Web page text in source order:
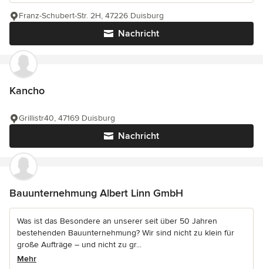
Nachricht
Franz-Schubert-Str. 2H, 47226 Duisburg
Kancho
Nachricht
Grillistr40, 47169 Duisburg
Bauunternehmung Albert Linn GmbH
Was ist das Besondere an unserer seit über 50 Jahren
bestehenden Bauunternehmung? Wir sind nicht zu klein für
große Aufträge – und nicht zu gr...
Mehr